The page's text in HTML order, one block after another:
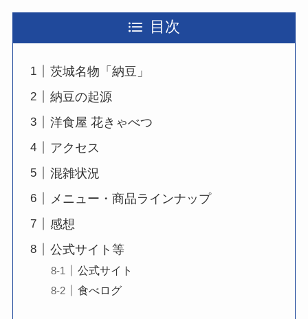
目次
茨城名物「納豆」
納豆の起源
洋食屋 花きゃべつ
アクセス
混雑状況
メニュー・商品ラインナップ
感想
公式サイト等
公式サイト
食べログ